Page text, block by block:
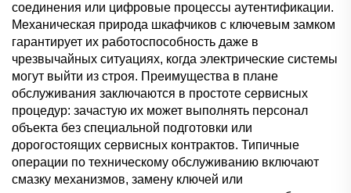
соединения или цифровые процессы аутентификации.
Механическая природа шкафчиков с ключевым замком
гарантирует их работоспособность даже в
чрезвычайных ситуациях, когда электрические системы
могут выйти из строя. Преимущества в плане
обслуживания заключаются в простоте сервисных
процедур: зачастую их может выполнять персонал
объекта без специальной подготовки или
дорогостоящих сервисных контрактов. Типичные
операции по техническому обслуживанию включают
смазку механизмов, замену ключей или